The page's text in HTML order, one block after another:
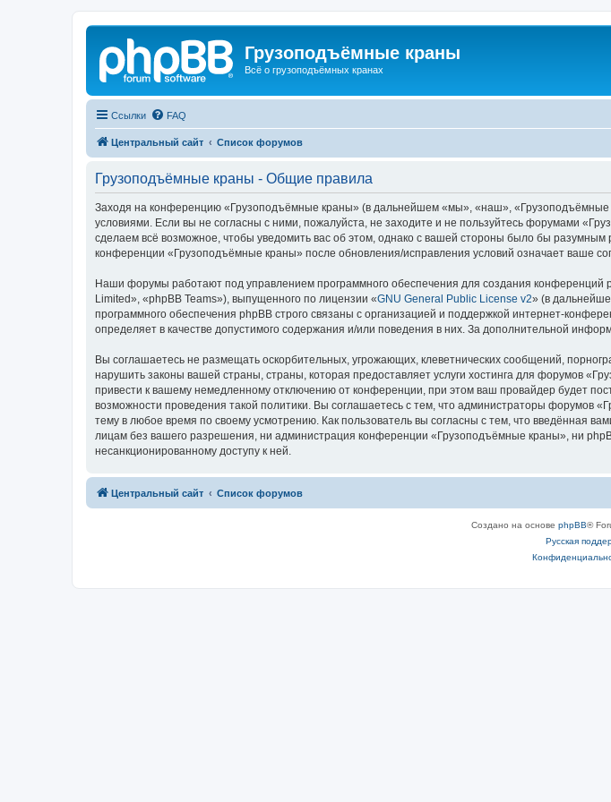
Грузоподъёмные краны
Всё о грузоподъёмных кранах
Ссылки FAQ
Центральный сайт Список форумов
Грузоподъёмные краны - Общие правила
Заходя на конференцию «Грузоподъёмные краны» (в дальнейшем «мы», «наш»,
условиями. Если вы не согласны с ними, пожалуйста, не заходите и не пользуйтесь форумами
сделаем всё возможное, чтобы уведомить вас об этом, однако с вашей стороны было бы разумным
конференции «Грузоподъёмные краны» после обновления/исправления условий означает ваше
Наши форумы работают под управлением программного обеспечения для создания
Limited», «phpBB Teams»), выпущенного по лицензии «GNU General Public License v2» (в
программного обеспечения phpBB строго связаны с организацией и поддержкой интернет-
определяет в качестве допустимого содержания и/или поведения в них. За дополнительной
Вы соглашаетесь не размещать оскорбительных, угрожающих, клеветнических сообщений,
нарушить законы вашей страны, страны, которая предоставляет услуги хостинга для форумов
привести к вашему немедленному отключению от конференции, при этом ваш провайдер будет
возможности проведения такой политики. Вы соглашаетесь с тем, что администраторы форумов
тему в любое время по своему усмотрению. Как пользователь вы согласны с тем, что введённая
лицам без вашего разрешения, ни администрация конференции «Грузоподъёмные краны», ни
несанкционированному доступу к ней.
Центральный сайт Список форумов
Создано на основе phpBB®
Русская